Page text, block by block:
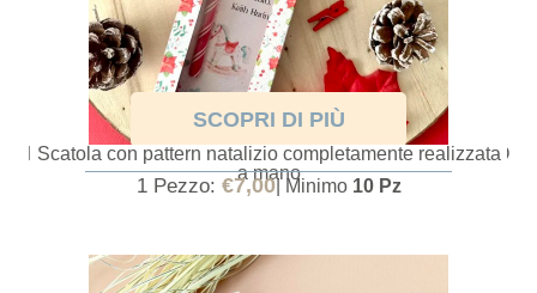
SCOPRI DI PIÙ
BOMBONIERA NATALIZIA CON MATITA BASTONCINO
Scatola con pattern natalizio completamente realizzata
a mano
1 Pezzo: €7,00| Minimo 10 Pz